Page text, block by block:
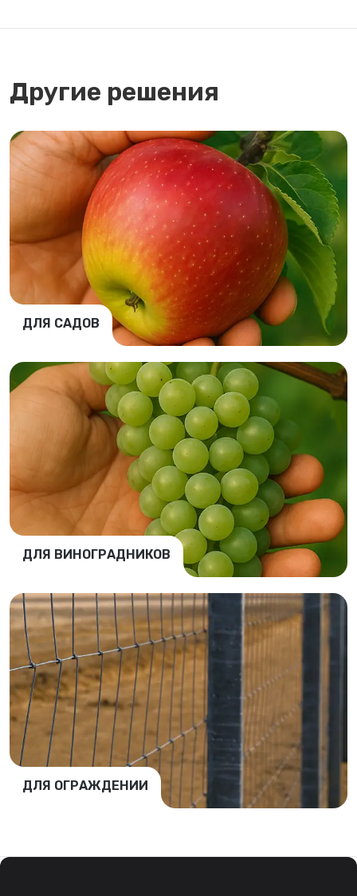
Другие решения
ДЛЯ САДОВ
ДЛЯ ВИНОГРАДНИКОВ
ДЛЯ ОГРАЖДЕНИИ